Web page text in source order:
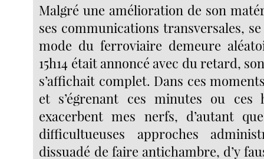
Malgré une amélioration de son
ses communications transversales,
mode du ferroviaire demeure
15h14 était annoncé avec du retard,
s’affichait complet. Dans ces
et s’égrenant ces minutes ou ces
exacerbent mes nerfs, d’autant
difficultueuses approches
dissuadé de faire antichambre, d’y